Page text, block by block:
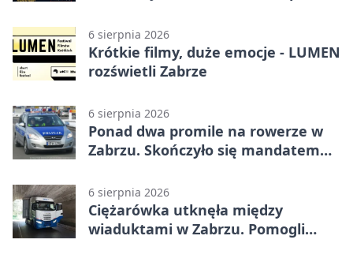
6 sierpnia 2026
Krótkie filmy, duże emocje - LUMEN
rozświetli Zabrze
6 sierpnia 2026
Ponad dwa promile na rowerze w
Zabrzu. Skończyło się mandatem
6 sierpnia 2026
Ciężarówka utknęła między
wiaduktami w Zabrzu. Pomogli